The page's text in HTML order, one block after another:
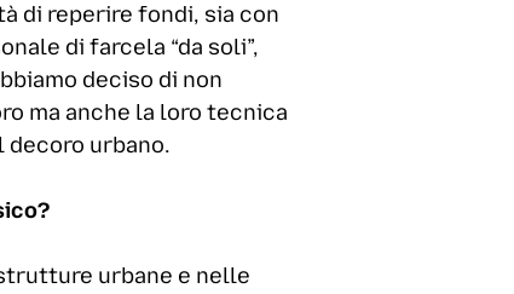
di reperire fondi, sia con
di farcela “da soli”,
deciso di non
ma anche la loro tecnica
decoro urbano.
urbane e nelle